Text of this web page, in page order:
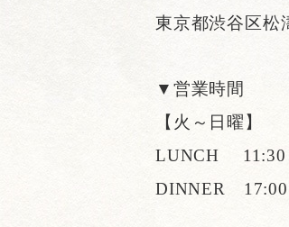
東京都渋谷区松
▼営業時間
【火～日曜】
LUNCH 11:30
DINNER 17:00